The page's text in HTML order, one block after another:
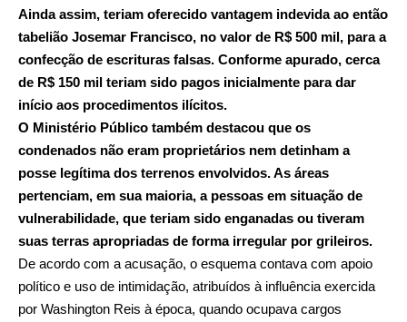
Ainda assim, teriam oferecido vantagem indevida ao então
tabelião Josemar Francisco, no valor de R$ 500 mil, para a
confecção de escrituras falsas. Conforme apurado, cerca
de R$ 150 mil teriam sido pagos inicialmente para dar
início aos procedimentos ilícitos.
O Ministério Público também destacou que os
condenados não eram proprietários nem detinham a
posse legítima dos terrenos envolvidos. As áreas
pertenciam, em sua maioria, a pessoas em situação de
vulnerabilidade, que teriam sido enganadas ou tiveram
suas terras apropriadas de forma irregular por grileiros.
De acordo com a acusação, o esquema contava com apoio
político e uso de intimidação, atribuídos à influência exercida
por Washington Reis à época, quando ocupava cargos